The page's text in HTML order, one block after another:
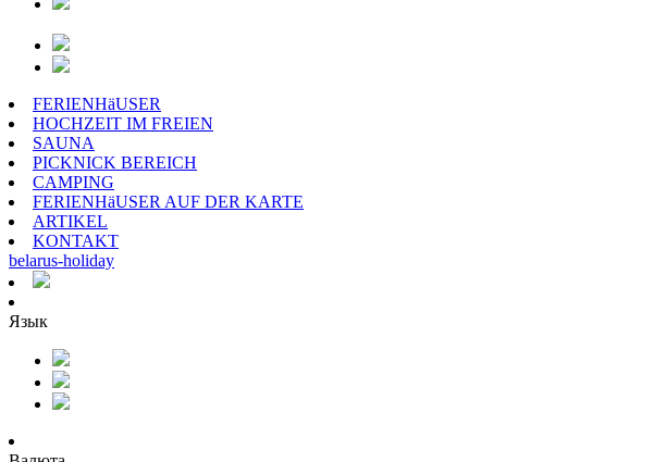
FERIENHäUSER
HOCHZEIT IM FREIEN
SAUNA
PICKNICK BEREICH
CAMPING
FERIENHäUSER AUF DER KARTE
ARTIKEL
KONTAKT
belarus-holiday
Язык